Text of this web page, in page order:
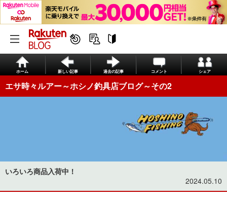
ホーム 新しい記事 過去の記事 コメント シェア
エサ時々ルアー～ホシノ釣具店ブログ～その2
いろいろ商品入荷中！
2024.05.10